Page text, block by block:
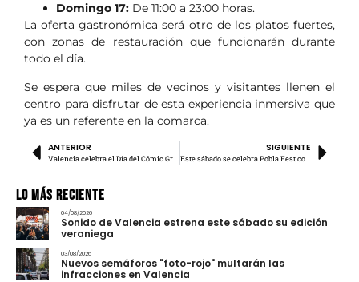
Domingo 17: De 11:00 a 23:00 horas.
La oferta gastronómica será otro de los platos fuertes,
con zonas de restauración que funcionarán durante
todo el día.
Se espera que miles de vecinos y visitantes llenen el
centro para disfrutar de esta experiencia inmersiva que
ya es un referente en la comarca.
ANTERIOR SIGUIENTE
Este sábado se celebra Pobla Fest con entrada gratis
Lo más Reciente
04/08/2026
Sonido de Valencia estrena este sábado su edición
veraniega
03/08/2026
Nuevos semáforos "foto-rojo" multarán las
infracciones en Valencia